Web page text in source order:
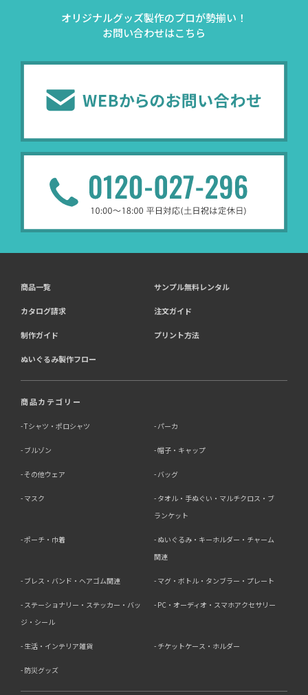
オリジナルグッズ製作のプロが勢揃い！
お問い合わせはこちら
商品一覧 サンプル無料レンタル
カタログ請求 注文ガイド
制作ガイド プリント方法
ぬいぐるみ製作フロー
商品カテゴリー
Tシャツ・ポロシャツ パーカ
ブルゾン 帽子・キャップ
その他ウェア バッグ
マスク
タオル・手ぬぐい・マルチクロス・ブ
ランケット
ポーチ・巾着
ぬいぐるみ・キーホルダー・チャーム
関連
ブレス・バンド・ヘアゴム関連 マグ・ボトル・タンブラー・プレート
ステーショナリー・ステッカー・バッ
ジ・シール
PC・オーディオ・スマホアクセサリー
生活・インテリア雑貨 チケットケース・ホルダー
防災グッズ